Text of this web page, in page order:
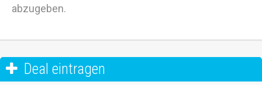
abzugeben.
 Deal eintragen